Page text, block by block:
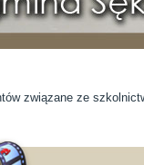
związane ze